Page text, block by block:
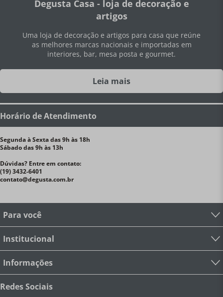
Degusta Casa - loja de decoração e
artigos
Uma loja de decoração e artigos para casa que reúne
as melhores marcas nacionais e importadas em
interiores, bar, mesa posta e gourmet.
Leia mais
Horário de Atendimento
Segunda à Sexta das 9h às 18h
Sábado das 9h às 13h
Dúvidas? Entre em contato:
(19) 3432-6401
contato@degusta.com.br
Para você
Institucional
Informações
Redes Sociais